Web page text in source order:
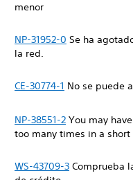
menor
NP-31952-0 Se ha
la red.
CE-30774-1 No se puede
NP-38551-2 You may
too many times in a short
WS-43709-3 Comprueba